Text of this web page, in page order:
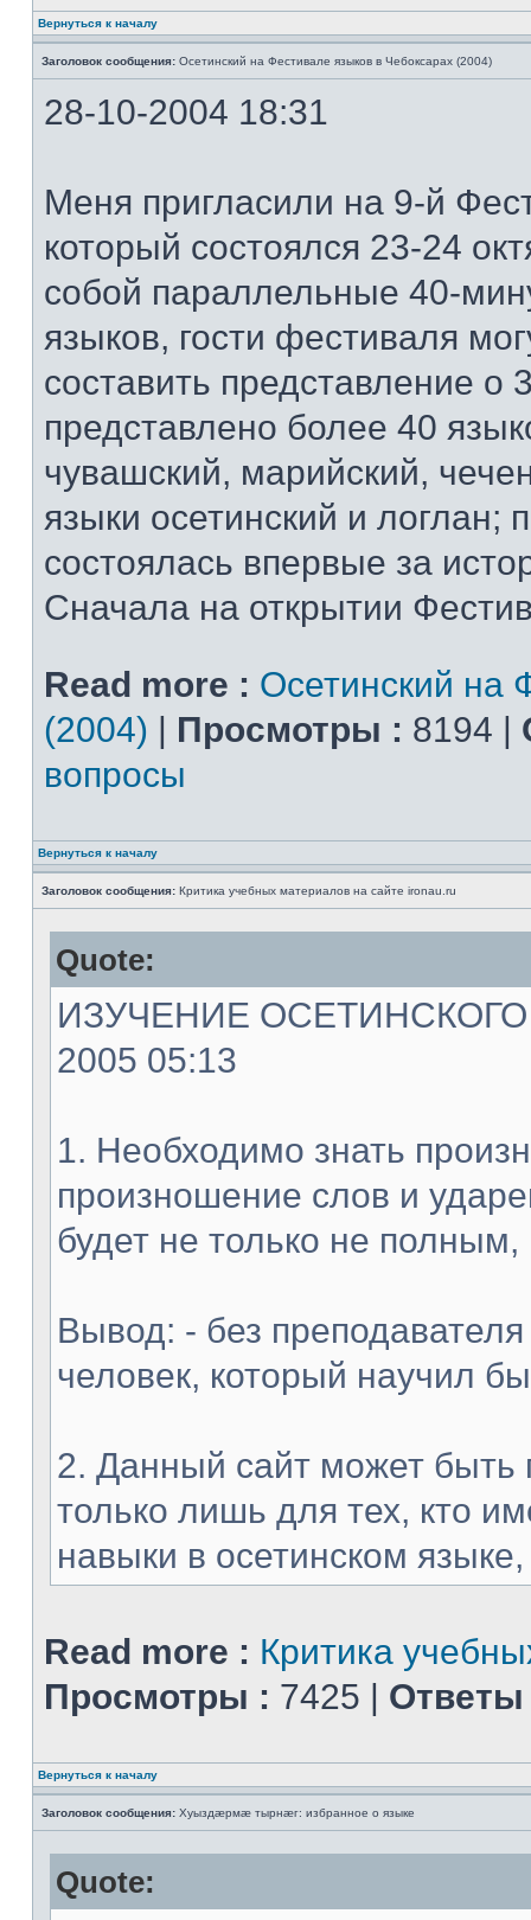
Вернуться к началу
Заголовок сообщения: Осетинский на Фестивале языков в Чебоксарах (2004)
28-10-2004 18:31
Меня пригласили на 9-й
который состоялся 23-24
собой параллельные 40-
языков, гости фестиваля
составить представление о
представлено более 40
чувашский, марийский,
языки осетинский и логлан;
состоялась впервые за
Сначала на открытии
Read more : Осетинский на
(2004) | Просмотры : 8194 |
вопросы
Вернуться к началу
Заголовок сообщения: Критика учебных материалов на сайте ironau.ru
Quote:
ИЗУЧЕНИЕ ОСЕТИНСКОГО
2005 05:13
1. Необходимо знать
произношение слов и
будет не только не
Вывод: - без
человек, который научил
2. Данный сайт может быть
только лишь для тех, кто
навыки в осетинском
Read more : Критика
Просмотры : 7425 | Ответы
Вернуться к началу
Заголовок сообщения: Хуыздæрмæ тырнæг: избранное о языке
Quote: